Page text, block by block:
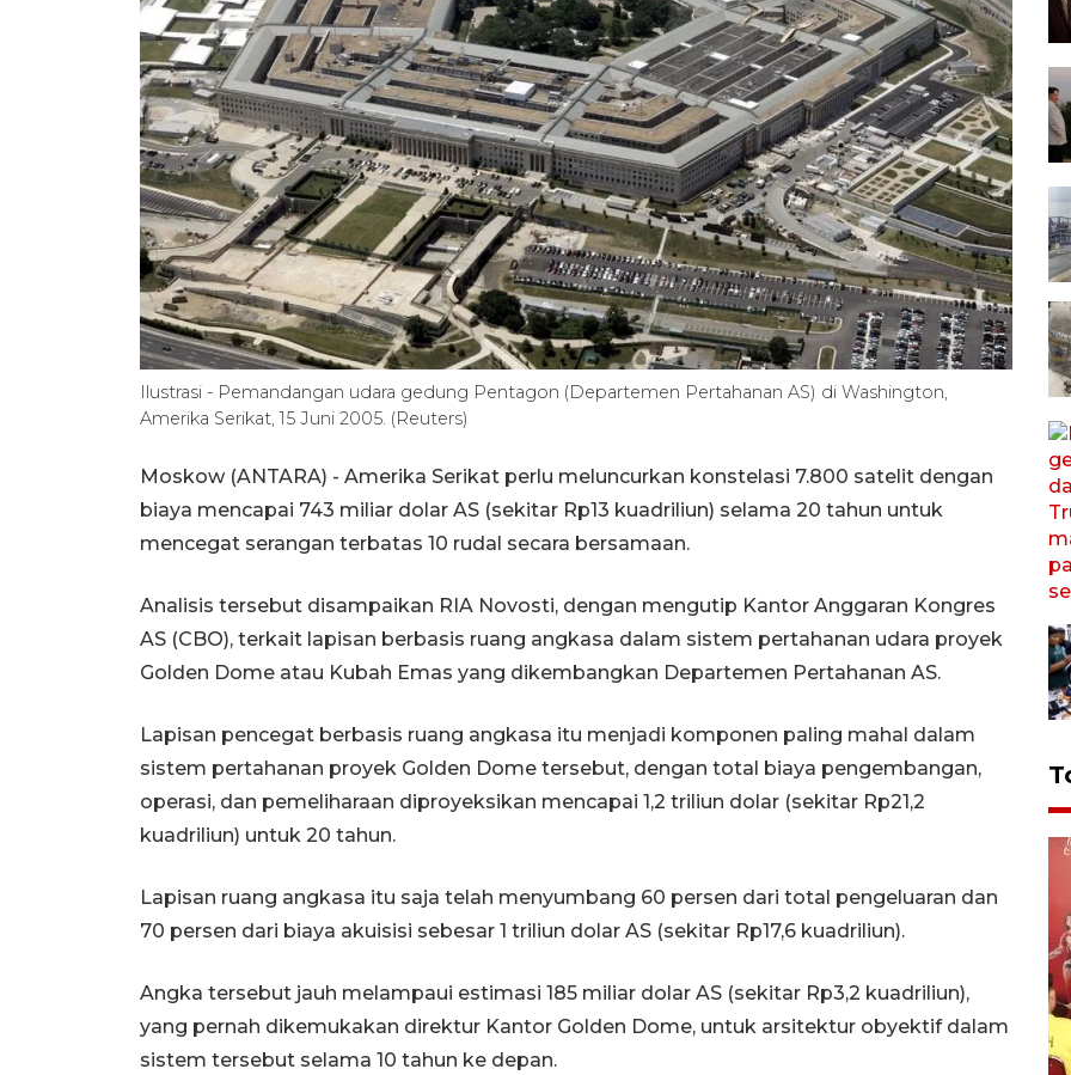
Ilustrasi - Pemandangan udara gedung Pentagon (Departemen Pertahanan AS) di Washington,
Amerika Serikat, 15 Juni 2005. (Reuters)
Moskow (ANTARA) - Amerika Serikat perlu meluncurkan konstelasi 7.800 satelit dengan
biaya mencapai 743 miliar dolar AS (sekitar Rp13 kuadriliun) selama 20 tahun untuk
mencegat serangan terbatas 10 rudal secara bersamaan.
Analisis tersebut disampaikan RIA Novosti, dengan mengutip Kantor Anggaran Kongres
AS (CBO), terkait lapisan berbasis ruang angkasa dalam sistem pertahanan udara proyek
Golden Dome atau Kubah Emas yang dikembangkan Departemen Pertahanan AS.
Lapisan pencegat berbasis ruang angkasa itu menjadi komponen paling mahal dalam
sistem pertahanan proyek Golden Dome tersebut, dengan total biaya pengembangan,
operasi, dan pemeliharaan diproyeksikan mencapai 1,2 triliun dolar (sekitar Rp21,2
kuadriliun) untuk 20 tahun.
Lapisan ruang angkasa itu saja telah menyumbang 60 persen dari total pengeluaran dan
70 persen dari biaya akuisisi sebesar 1 triliun dolar AS (sekitar Rp17,6 kuadriliun).
Angka tersebut jauh melampaui estimasi 185 miliar dolar AS (sekitar Rp3,2 kuadriliun),
yang pernah dikemukakan direktur Kantor Golden Dome, untuk arsitektur obyektif dalam
sistem tersebut selama 10 tahun ke depan.